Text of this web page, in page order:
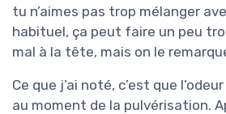
tu n’aimes pas trop mélanger
habituel, ça peut faire un peu
mal à la tête, mais on le
Ce que j’ai noté, c’est que
au moment de la pulvérisation.